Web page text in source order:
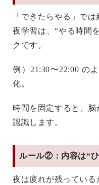
「できたらやる」では
夜学習は、“やる時間
ク です。
例）21:30〜22:00 の
化。
時間を固定すると、
認識します。
ルール②：内容は“
夜は疲れが残っている